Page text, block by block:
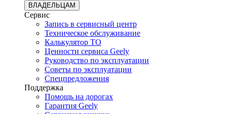
ВЛАДЕЛЬЦАМ
Сервис
Запись в сервисный центр
Техническое обслуживание
Калькулятор ТО
Ценности сервиса Geely
Руководство по эксплуатации
Советы по эксплуатации
Спецпредложения
Поддержка
Помощь на дорогах
Гарантия Geely